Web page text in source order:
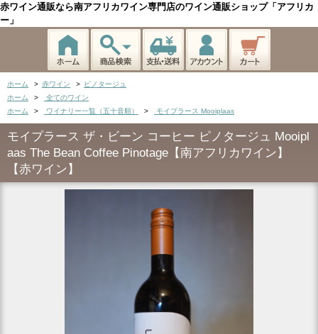
赤ワイン通販なら南アフリカワイン専門店のワイン通販ショップ「アフリカ
ー」
ホーム > 赤ワイン >
ピノタージュ
ホーム
>
全てのワイン
ホーム
> ワイナリー一覧（五十音順） > モイプラース Mooiplaas
モイプラース ザ・ビーン コーヒー ピノタージュ Mooipl
aas The Bean Coffee Pinotage【南アフリカワイン】
【赤ワイン】